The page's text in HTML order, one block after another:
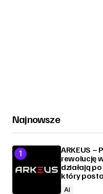
Najnowsze
ARKEUS –
rewolucję
działają
który
AI